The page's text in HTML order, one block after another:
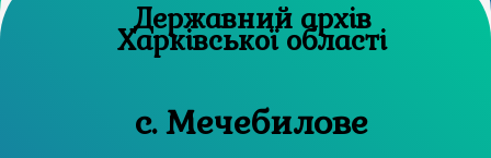
Державний архів
Харківської області
с. Мечебилове